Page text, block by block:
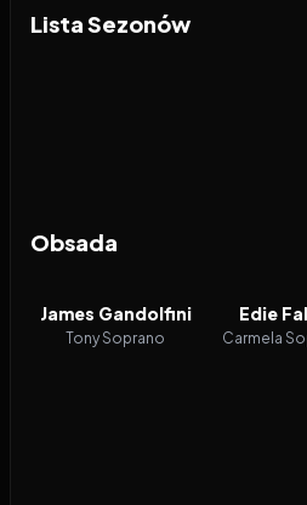
Lista Sezonów
Sezon 3
Obsada
James Gandolfini
Tony Soprano
Edie
Carmela